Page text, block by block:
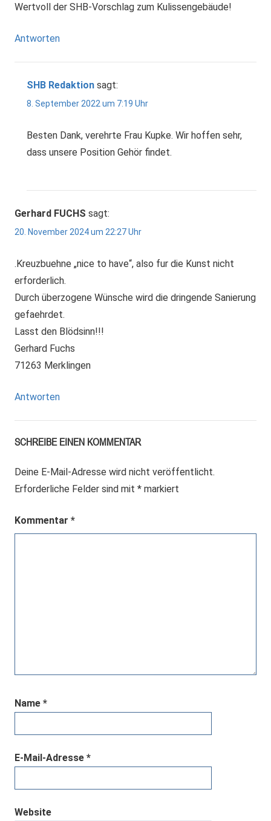
Wertvoll der SHB-Vorschlag zum Kulissengebäude!
Antworten
SHB Redaktion sagt:
8. September 2022 um 7:19 Uhr
Besten Dank, verehrte Frau Kupke. Wir hoffen sehr,
dass unsere Position Gehör findet.
Gerhard FUCHS sagt:
20. November 2024 um 22:27 Uhr
.Kreuzbuehne „nice to have“, also fur die Kunst nicht
erforderlich.
Durch überzogene Wünsche wird die dringende Sanierung
gefaehrdet.
Lasst den Blödsinn!!!
Gerhard Fuchs
71263 Merklingen
Antworten
SCHREIBE EINEN KOMMENTAR
Deine E-Mail-Adresse wird nicht veröffentlicht.
Erforderliche Felder sind mit * markiert
Kommentar *
Name *
E-Mail-Adresse *
Website